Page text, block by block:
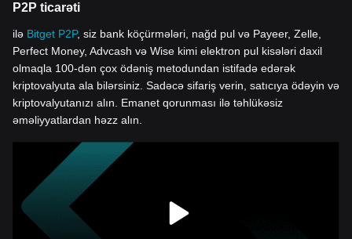
P2P ticarəti
ilə Bitget P2P, siz bank köçürmələri, nağd pul və Payeer, Zelle,
Perfect Money, Advcash və Wise kimi elektron pul kisələri daxil
olmaqla 100-dən çox ödəniş metodundan istifadə edərək
kriptovalyuta ala bilərsiniz. Sadəcə sifariş verin, satıcıya ödəyin və
kriptovalyutanızı alın. Emanet qorunması ilə təhlükəsiz
əməliyyatlardan həzz alın.